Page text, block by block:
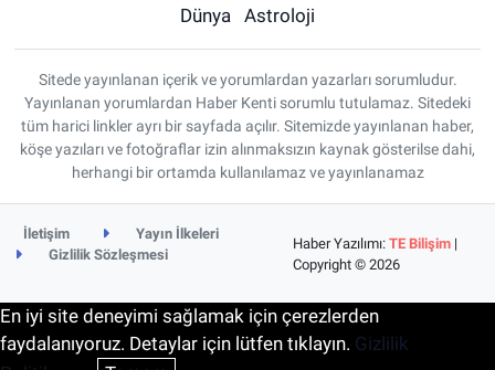
Dünya
Astroloji
Sitede yayınlanan içerik ve yorumlardan yazarları sorumludur.
Yayınlanan yorumlardan Haber Kenti sorumlu tutulamaz. Sitedeki
tüm harici linkler ayrı bir sayfada açılır. Sitemizde yayınlanan haber,
köşe yazıları ve fotoğraflar izin alınmaksızın kaynak gösterilse dahi,
herhangi bir ortamda kullanılamaz ve yayınlanamaz
İletişim
Yayın İlkeleri
Gizlilik Sözleşmesi
Haber Yazılımı:TE Bilişim |
Copyright © 2026
En iyi site deneyimi sağlamak için çerezlerden
faydalanıyoruz. Detaylar için lütfen tıklayın. Gizlilik